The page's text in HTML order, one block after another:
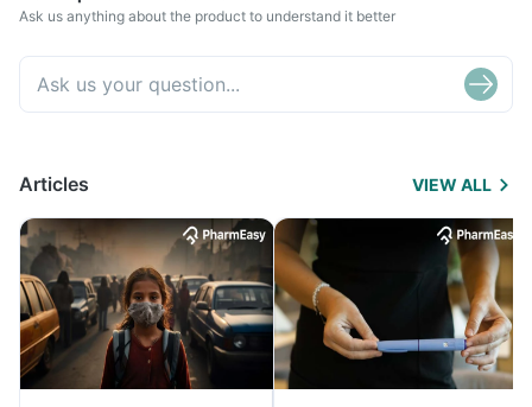
Ask us anything about the product to understand it better
Articles VIEW ALL